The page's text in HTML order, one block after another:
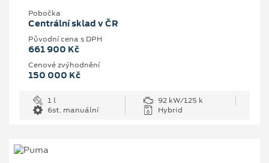
Pobočka
Centrální sklad v ČR
Původní cena s DPH
661 900 Kč
Cenové zvýhodnění
150 000 Kč
1 l
92 kW/125 k
6st. manuální
Hybrid